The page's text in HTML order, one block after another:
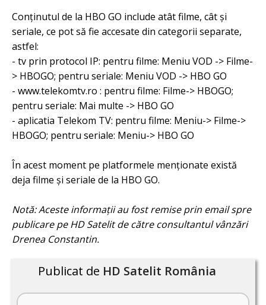
Conținutul de la HBO GO include atât filme, cât și
seriale, ce pot să fie accesate din categorii separate,
astfel:
- tv prin protocol IP: pentru filme: Meniu VOD -> Filme-
> HBOGO; pentru seriale: Meniu VOD -> HBO GO
- www.telekomtv.ro : pentru filme: Filme-> HBOGO;
pentru seriale: Mai multe -> HBO GO
- aplicatia Telekom TV: pentru filme: Meniu-> Filme->
HBOGO; pentru seriale: Meniu-> HBO GO
În acest moment pe platformele menționate există
deja filme și seriale de la HBO GO.
Notă: Aceste informații au fost remise prin email spre
publicare pe HD Satelit de către consultantul vânzări
Drenea Constantin.
Publicat de HD Satelit România